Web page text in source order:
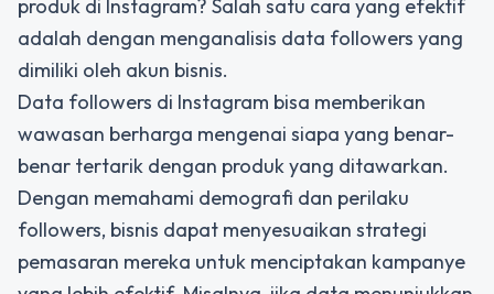
produk di Instagram? Salah satu cara yang efektif
adalah dengan menganalisis data followers yang
dimiliki oleh akun bisnis.
Data followers di Instagram bisa memberikan
wawasan berharga mengenai siapa yang benar-
benar tertarik dengan produk yang ditawarkan.
Dengan memahami demografi dan perilaku
followers, bisnis dapat menyesuaikan strategi
pemasaran mereka untuk menciptakan kampanye